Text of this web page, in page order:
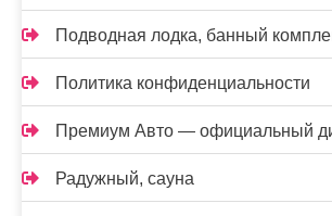
Подводная лодка, банный
Политика конфиденциальности
Премиум Авто — официальный
Радужный, сауна